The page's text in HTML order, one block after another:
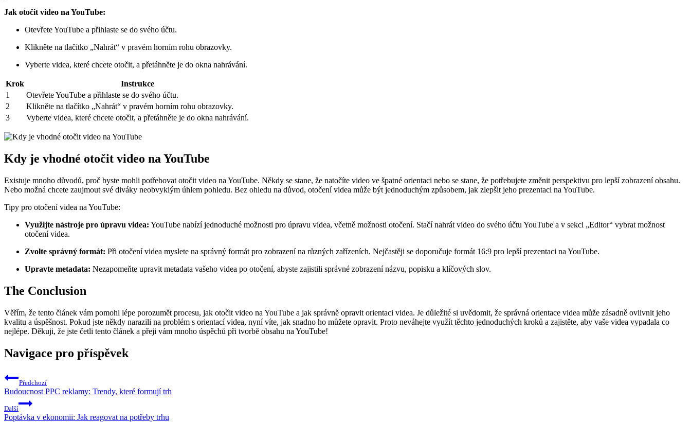
Jak otočit video na YouTube:
Otevřete YouTube a přihlaste se do svého účtu.
Klikněte na tlačítko „Nahrát“ v pravém horním rohu obrazovky.
Vyberte videa, které chcete otočit, a přetáhněte je do okna nahrávání.
Krok
Instrukce
1
Otevřete YouTube a přihlaste se do svého účtu.
2
Klikněte na tlačítko „Nahrát“ v pravém horním rohu obrazovky.
3
Vyberte videa, které chcete otočit, a přetáhněte je do okna nahrávání.
Kdy je vhodné otočit video na YouTube
Existuje mnoho důvodů, proč byste mohli potřebovat otočit video na YouTube. Někdy se stane, že natočíte video ve špatné orientaci nebo se stane, že potřebujete změnit perspektivu pro lepší zobrazení obsahu.
Nebo možná chcete zaujmout své diváky neobvyklým úhlem pohledu. Bez ohledu na důvod, otočení videa může být jednoduchým způsobem, jak zlepšit jeho prezentaci na YouTube.
Tipy pro otočení videa na YouTube:
Využijte nástroje pro úpravu videa: YouTube nabízí jednoduché možnosti pro úpravu videa, včetně možnosti otočení. Stačí nahrát video do svého účtu YouTube a v sekci „Editor“ vybrat možnost
otočení videa.
Zvolte správný formát: Při otočení videa myslete na správný formát pro zobrazení na různých zařízeních. Nejčastěji se doporučuje formát 16:9 pro lepší prezentaci na YouTube.
Upravte metadata: Nezapomeňte upravit metadata vašeho videa po otočení, abyste zajistili správné zobrazení názvu, popisku a klíčových slov.
The Conclusion
Věřím, že tento článek vám pomohl lépe porozumět procesu, jak otočit video na YouTube a jak správně opravit orientaci videa. Je důležité si uvědomit, že správná orientace videa může zásadně ovlivnit jeho
kvalitu a úspěšnost. Pokud jste někdy narazili na problém s orientací videa, nyní víte, jak snadno ho můžete opravit. Proto neváhejte využít těchto jednoduchých kroků a zajistěte, aby vaše videa vypadala co
nejlépe. Děkuji, že jste četli tento článek a přeji vám mnoho úspěchů při tvorbě obsahu na YouTube!
Navigace pro příspěvek
Předchozí
Budoucnost PPC reklamy: Trendy, které formují trh
Další
Poptávka v ekonomii: Jak reagovat na potřeby trhu